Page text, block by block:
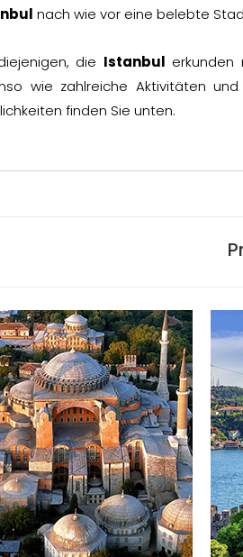
nach wie vor eine belebte
die Istanbul erkunden
wie zahlreiche Aktivitäten
finden Sie unten.